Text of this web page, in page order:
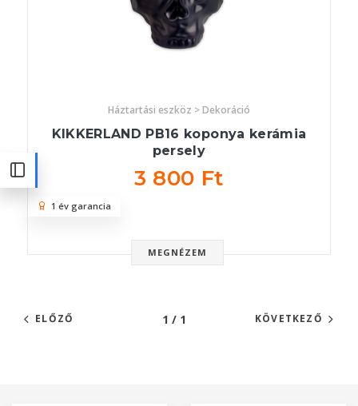
Háztartási eszköz > Dekoráció
KIKKERLAND PB16 koponya kerámia
persely
3 800 Ft
MEGNÉZEM
1 év garancia
ELŐZŐ 1 / 1 KÖVETKEZŐ